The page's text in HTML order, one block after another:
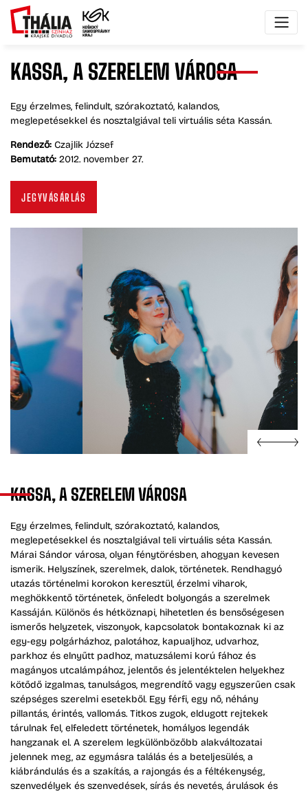
KASSA, A SZERELEM VÁROSA
Egy érzelmes, felindult, szórakoztató, kalandos,
meglepetésekkel és nosztalgiával teli virtuális séta Kassán.
Rendező: Czajlik József
Bemutató: 2012. november 27.
JEGYVÁSÁRLÁS
KASSA,ASZERELEMVÁROSA
Egy érzelmes, felindult, szórakoztató, kalandos,
meglepetésekkel és nosztalgiával teli virtuális séta Kassán.
Márai Sándor városa, olyan fénytörésben, ahogyan kevesen
ismerik. Helyszínek, szerelmek, dalok, történetek. Rendhagyó
utazás történelmi korokon keresztül, érzelmi viharok,
meghökkentő történetek, önfeledt bolyongás a szerelmek
Kassáján. Különös és hétköznapi, hihetetlen és bensőségesen
ismerős helyzetek, viszonyok, kapcsolatok bontakoznak ki az
egy-egy polgárházhoz, palotához, kapualjhoz, udvarhoz,
parkhoz és elnyűtt padhoz, matuzsálemi korú fához és
magányos utcalámpához, jelentős és jelentéktelen helyekhez
kötődő izgalmas, tanulságos, megrendítő vagy egyszerűen csak
szépséges szerelmi esetekből. Egy férfi, egy nő, néhány
pillantás, érintés, vallomás. Titkos zugok, eldugott rejtekek
tárulnak fel, elfeledett történetek, homályos legendák
hangzanak el. A szerelem legkülönbözőbb alakváltozatai
jelennek meg, az egymásra találás és a beteljesülés, a
kiábrándulás és a szakítás, a rajongás és a féltékenység,
szenvedélyek és szenvedések, sírás és nevetés, árulások és